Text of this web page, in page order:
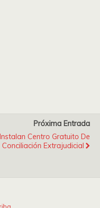
Próxima Entrada
Instalan Centro Gratuito De
Conciliación Extrajudicial